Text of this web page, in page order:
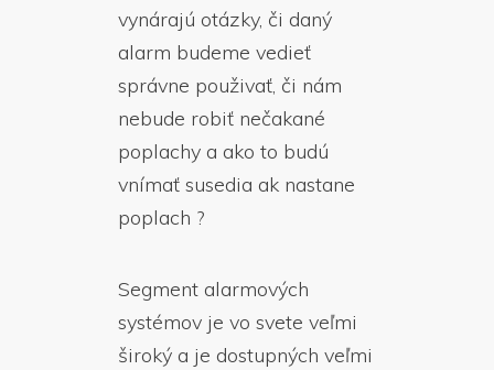
vynárajú otázky, či daný
alarm budeme vedieť
správne použivať, či nám
nebude robiť nečakané
poplachy a ako to budú
vnímať susedia ak nastane
poplach ?
Segment alarmových
systémov je vo svete veľmi
široký a je dostupných veľmi